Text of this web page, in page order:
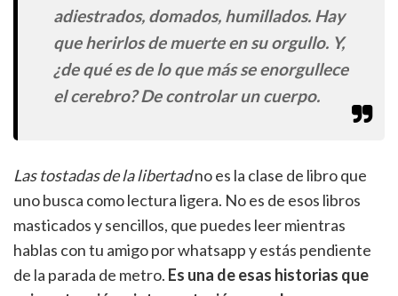
adiestrados, domados, humillados. Hay
que herirlos de muerte en su orgullo. Y,
¿de qué es de lo que más se enorgullece
el cerebro? De controlar un cuerpo.
Las tostadas de la libertadno es la clase de libro que
uno busca como lectura ligera. No es de esos libros
masticados y sencillos, que puedes leer mientras
hablas con tu amigo por whatsapp y estás pendiente
de la parada de metro. Es una de esas historias que